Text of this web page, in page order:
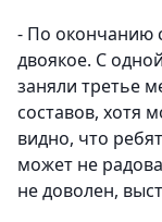
- По окончанию
двоякое. С
заняли третье
составов, хотя
видно, что
может не
не доволен,